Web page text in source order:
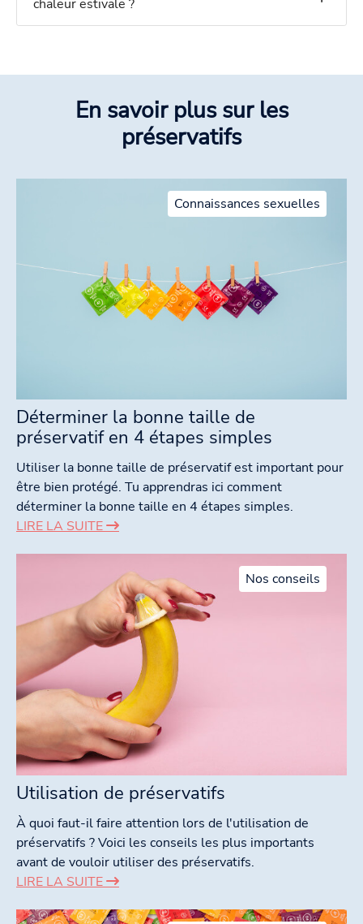
chaleur estivale ?
En savoir plus sur les
préservatifs
Connaissances sexuelles
Déterminer la bonne taille de
préservatif en 4 étapes simples
Utiliser la bonne taille de préservatif est important pour
être bien protégé. Tu apprendras ici comment
déterminer la bonne taille en 4 étapes simples.
LIRE LA SUITE
Nos conseils
Utilisation de préservatifs
À quoi faut-il faire attention lors de l'utilisation de
préservatifs ? Voici les conseils les plus importants
avant de vouloir utiliser des préservatifs.
LIRE LA SUITE